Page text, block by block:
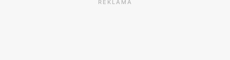
REKLAMA